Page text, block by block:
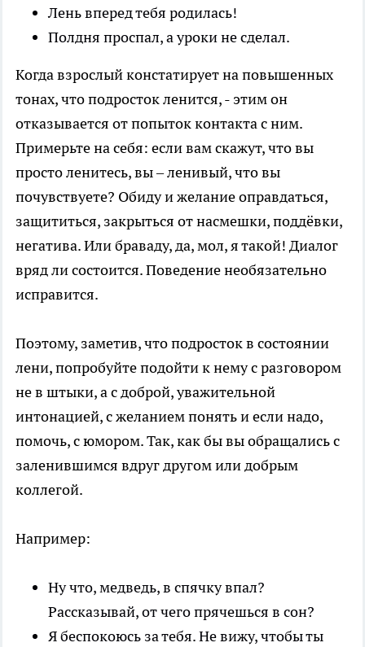
Лень вперед тебя родилась!
Полдня проспал, а уроки не сделал.
Когда взрослый констатирует на повышенных
тонах, что подросток ленится, - этим он
отказывается от попыток контакта с ним.
Примерьте на себя: если вам скажут, что вы
просто ленитесь, вы – ленивый, что вы
почувствуете? Обиду и желание оправдаться,
защититься, закрыться от насмешки, поддёвки,
негатива. Или браваду, да, мол, я такой! Диалог
вряд ли состоится. Поведение необязательно
исправится.
Поэтому, заметив, что подросток в состоянии
лени, попробуйте подойти к нему с разговором
не в штыки, а с доброй, уважительной
интонацией, с желанием понять и если надо,
помочь, с юмором. Так, как бы вы обращались с
заленившимся вдруг другом или добрым
коллегой.
Например:
Ну что, медведь, в спячку впал?
Рассказывай, от чего прячешься в сон?
Я беспокоюсь за тебя. Не вижу, чтобы ты